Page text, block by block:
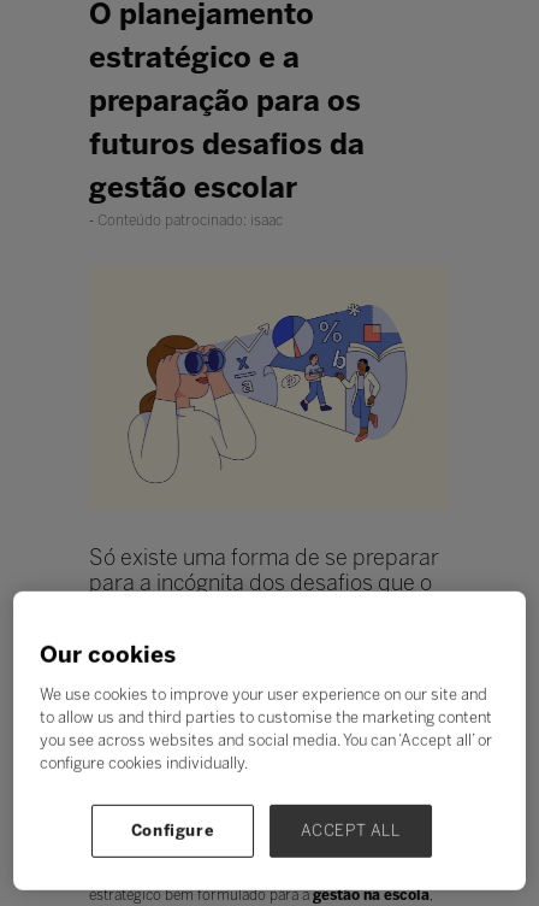
O planejamento
estratégico e a
preparação para os
futuros desafios da
gestão escolar
Conteúdo patrocinado: isaac
Só existe uma forma de se preparar
para a incógnita dos desafios que o
Veja como aqui
Já parou para pensar que todas as tendências e
desafios que o mundo vai ver nos próximos anos vai
impactar a sua instituição de ensino e, portanto,
estratégico bem formulado para agestão na escola,
Our cookies
We use cookies to improve your user experience on our site and
to allow us and third parties to customise the marketing content
you see across websites and social media. You can ‘Accept all’ or
configure cookies individually.
Configure ACCEPT ALL